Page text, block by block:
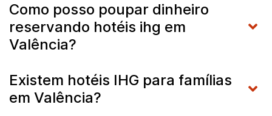
Como posso poupar dinheiro
reservando hotéis ihg em
Valência?
Existem hotéis IHG para famílias
em Valência?